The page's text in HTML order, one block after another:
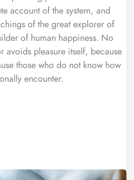
account of the system, and
of the great explorer of
of human happiness. No
avoids pleasure itself, because
those who do not know how
encounter.